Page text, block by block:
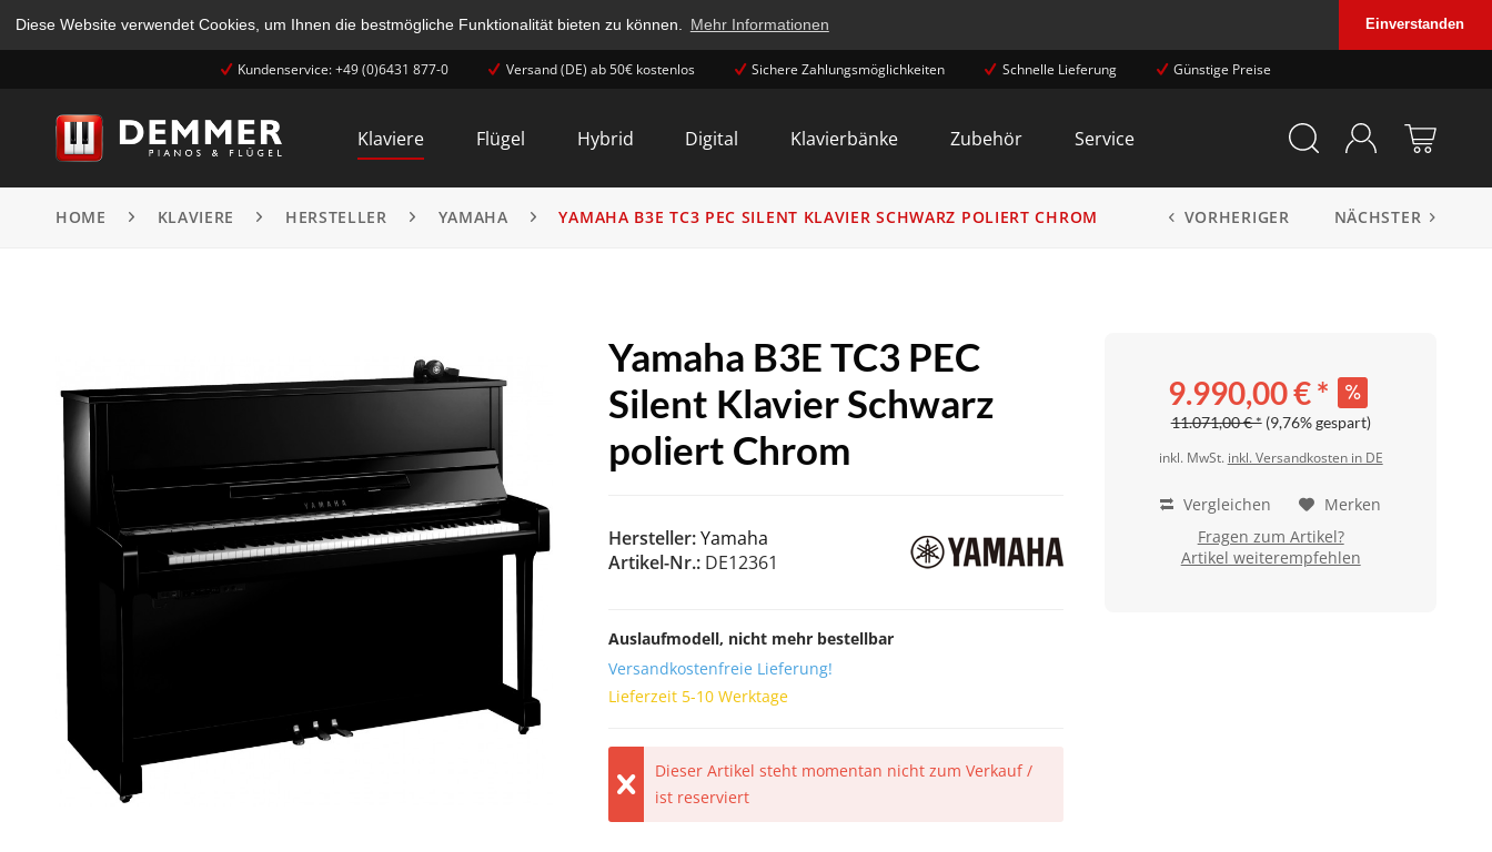
Diese Website verwendet Cookies, um Ihnen die bestmögliche Funktionalität bieten zu können. Mehr Informationen Einverstanden
Kundenservice: +49 (0)6431 877-0 Versand (DE) ab 50€ kostenlos Sichere Zahlungsmöglichkeiten Schnelle Lieferung Günstige Preise
Klaviere Flügel Hybrid Digital Klavierbänke Zubehör Service
HOME KLAVIERE HERSTELLER YAMAHA YAMAHA B3E TC3 PEC SILENT KLAVIER SCHWARZ POLIERT CHROM VORHERIGER NÄCHSTER
Yamaha B3E TC3 PEC
Silent Klavier Schwarz
poliert Chrom
Hersteller: Yamaha
Artikel-Nr.: DE12361
Auslaufmodell, nicht mehr bestellbar
Versandkostenfreie Lieferung!
Lieferzeit 5-10 Werktage
Dieser Artikel steht momentan nicht zum Verkauf /
ist reserviert
9.990,00 € *
11.071,00 € * (9,76% gespart)
inkl. MwSt. inkl. Versandkosten in DE
Vergleichen
Merken
Fragen zum Artikel?
Artikel weiterempfehlen